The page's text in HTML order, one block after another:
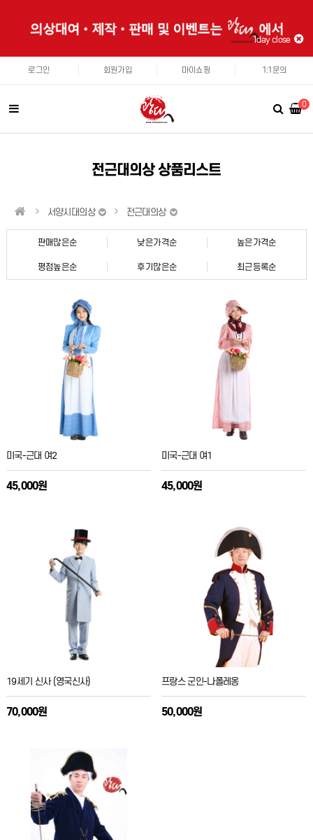
1day close
로그인 회원가입 마이쇼핑 1:1문의
0
전근대의상 상품리스트
서양시대의상 전근대의상
판매많은순 낮은가격순 높은가격순
평점높은순 후기많은순 최근등록순
미국-근대 여2
45,000원
미국-근대 여1
45,000원
19세기 신사 (영국신사)
70,000원
프랑스 군인-나폴레옹
50,000원